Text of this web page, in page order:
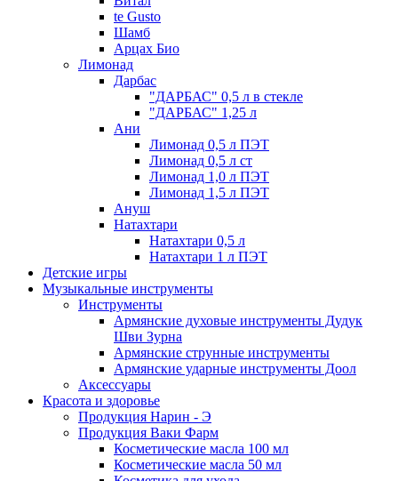
te Gusto
Шамб
Арцах Био
Лимонад
Дарбас
"ДАРБАС" 0,5 л в стекле
"ДАРБАС" 1,25 л
Ани
Лимонад 0,5 л ПЭТ
Лимонад 0,5 л ст
Лимонад 1,0 л ПЭТ
Лимонад 1,5 л ПЭТ
Ануш
Натахтари
Натахтари 0,5 л
Натахтари 1 л ПЭТ
Детские игры
Музыкальные инструменты
Инструменты
Армянские духовые инструменты Дудук
Шви Зурна
Армянские струнные инструменты
Армянские ударные инструменты Доол
Аксессуары
Красота и здоровье
Продукция Нарин - Э
Продукция Ваки Фарм
Косметические масла 100 мл
Косметические масла 50 мл